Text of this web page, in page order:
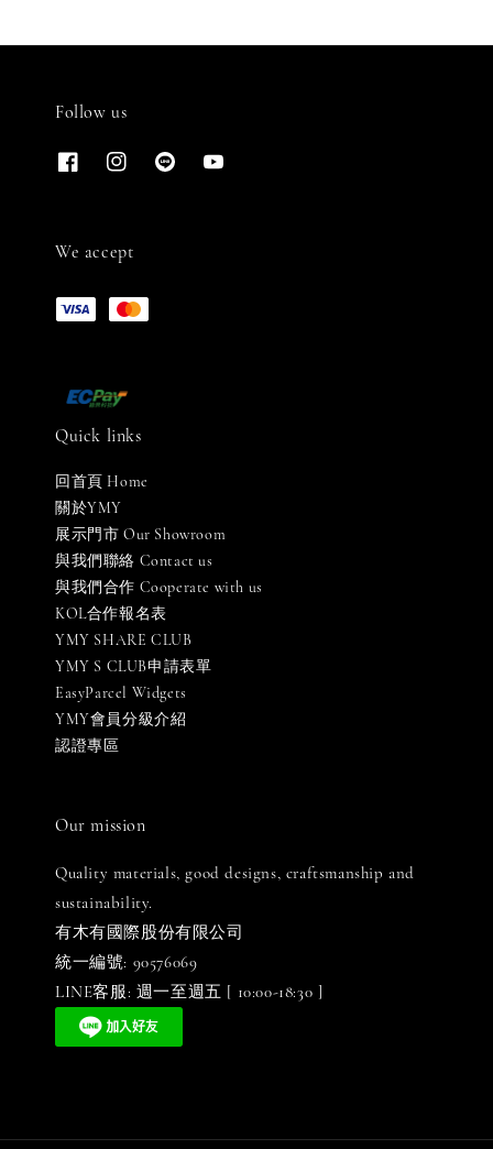
Follow us
We accept
Quick links
回首頁 Home
關於YMY
展示門市 Our Showroom
與我們聯絡 Contact us
與我們合作 Cooperate with us
KOL合作報名表
YMY SHARE CLUB
YMY S CLUB申請表單
EasyParcel Widgets
YMY會員分級介紹
認證專區
Our mission
Quality materials, good designs, craftsmanship and
sustainability.
有木有國際股份有限公司
統一編號: 90576069
LINE客服: 週一至週五 [ 10:00-18:30 ]